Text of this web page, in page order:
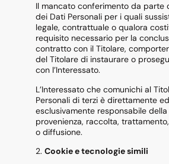
Il mancato conferimento da parte
dei Dati Personali per i quali
legale, contrattuale o qualora
requisito necessario per la
contratto con il Titolare,
del Titolare di instaurare o
con l’Interessato.
L’Interessato che comunichi al
Personali di terzi è direttamente ed
esclusivamente responsabile della
provenienza, raccolta,
o diffusione.
2. Cookie e tecnologie simili